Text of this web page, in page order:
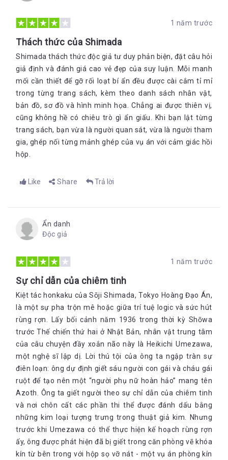
1 năm trước
Thách thức của Shimada
Shimada thách thức độc giả tư duy phản biện, đặt câu hỏi
giả định và đánh giá cao vẻ đẹp của suy luận. Mỗi manh
mối cần thiết để gỡ rối loạt bí ẩn đều được cài cắm tỉ mỉ
trong từng trang sách, kèm theo danh sách nhân vật,
bản đồ, sơ đồ và hình minh họa. Chẳng ai được thiên vị,
cũng không hề có chiêu trò gì ẩn giấu. Khi bạn lật từng
trang sách, bạn vừa là người quan sát, vừa là người tham
gia, ghép nối từng mảnh ghép của vụ án với cảm giác hồi
hộp.
Like Share Trả lời
Ẩn danh
Độc giả
1 năm trước
Sự chỉ dẫn của chiêm tinh
Kiệt tác honkaku của Sōji Shimada, Tokyo Hoàng Đạo Án,
là một sự pha trộn mê hoặc giữa trí tuệ logic và sức hút
rùng rợn. Lấy bối cảnh năm 1936 trong thời kỳ Shōwa
trước Thế chiến thứ hai ở Nhật Bản, nhân vật trung tâm
của câu chuyện đầy xoắn não này là Heikichi Umezawa,
một nghệ sĩ lập dị. Lời thú tội của ông ta ngập tràn sự
điên loạn: ông dự định giết sáu người con gái và cháu gái
ruột để tạo nên một “người phụ nữ hoàn hảo” mang tên
Azoth. Ông ta giết người theo sự chỉ dẫn của chiêm tinh
và nơi chôn cất các phần thi thể được đánh dấu bằng
những kim loại tượng trưng trong thuật giả kim. Nhưng
trước khi Umezawa có thể thực hiện kế hoạch rùng rợn
ấy, ông được phát hiện đã bị giết trong căn phòng vẽ khóa
kín từ bên trong với hộp sọ vỡ nát - một vụ án phòng kín